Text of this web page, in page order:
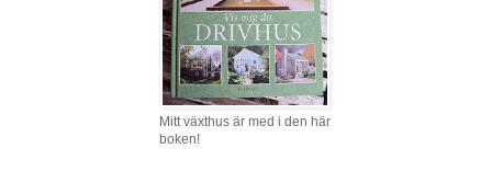
Mitt växthus är med i den här
boken!